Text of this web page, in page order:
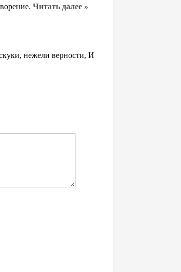
Читать далее »
нежели верности, И